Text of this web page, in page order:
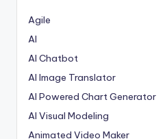
Agile
AI
AI Chatbot
AI Image Translator
AI Powered Chart Generator
AI Visual Modeling
Animated Video Maker